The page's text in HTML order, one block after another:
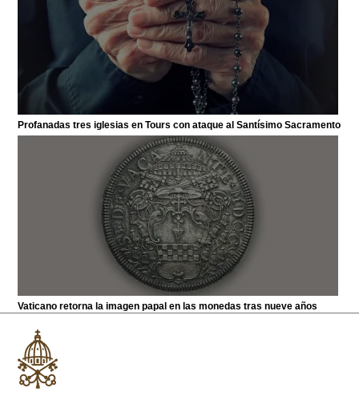
Profanadas tres iglesias en Tours con ataque al Santísimo Sacramento
Vaticano retorna la imagen papal en las monedas tras nueve años